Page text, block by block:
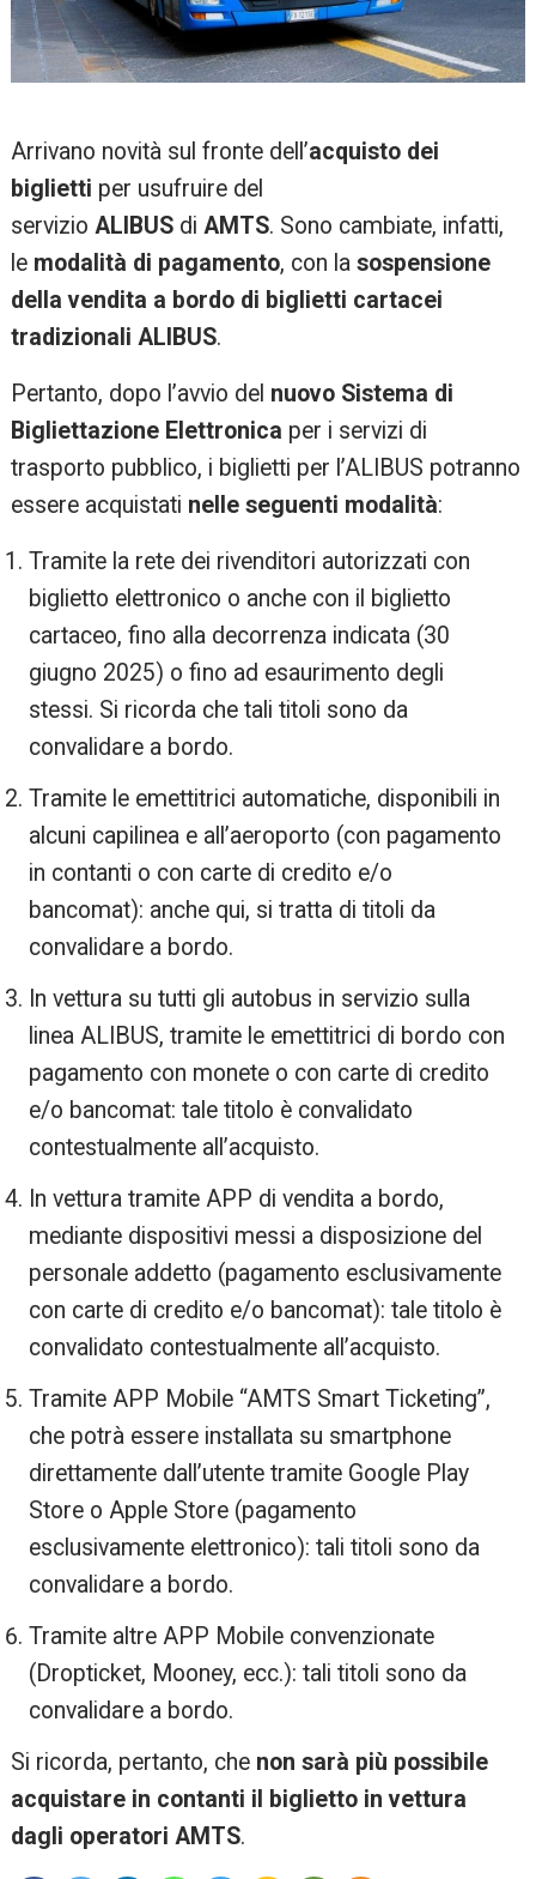
Arrivano novità sul fronte dell’acquisto dei
biglietti per usufruire del
servizio ALIBUS di AMTS. Sono cambiate, infatti,
le modalità di pagamento, con lasospensione
della vendita a bordo di biglietti cartacei
tradizionali ALIBUS.
Pertanto, dopo l’avvio del nuovo Sistema di
Bigliettazione Elettronica per i servizi di
trasporto pubblico, i biglietti per l’ALIBUS potranno
essere acquistati nelle seguenti modalità:
Tramite la rete dei rivenditori autorizzati con
biglietto elettronico o anche con il biglietto
cartaceo, fino alla decorrenza indicata (30
giugno 2025) o fino ad esaurimento degli
stessi. Si ricorda che tali titoli sono da
convalidare a bordo.
Tramite le emettitrici automatiche, disponibili in
alcuni capilinea e all’aeroporto (con pagamento
in contanti o con carte di credito e/o
bancomat): anche qui, si tratta di titoli da
convalidare a bordo.
In vettura su tutti gli autobus in servizio sulla
linea ALIBUS, tramite le emettitrici di bordo con
pagamento con monete o con carte di credito
e/o bancomat: tale titolo è convalidato
contestualmente all’acquisto.
In vettura tramite APP di vendita a bordo,
mediante dispositivi messi a disposizione del
personale addetto (pagamento esclusivamente
con carte di credito e/o bancomat): tale titolo è
convalidato contestualmente all’acquisto.
Tramite APP Mobile “AMTS Smart Ticketing”,
che potrà essere installata su smartphone
direttamente dall’utente tramite Google Play
Store o Apple Store (pagamento
esclusivamente elettronico): tali titoli sono da
convalidare a bordo.
Tramite altre APP Mobile convenzionate
(Dropticket, Mooney, ecc.): tali titoli sono da
convalidare a bordo.
Si ricorda, pertanto, che non sarà più possibile
acquistare in contanti il biglietto in vettura
dagli operatori AMTS.